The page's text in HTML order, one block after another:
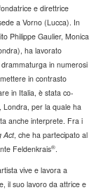
e direttrice
a Vorno (Lucca). In
Philippe Gaulier, Monica
ha lavorato
in numerosi
in contrasto
in Italia, è stata co-
, Londra, per la quale ha
anche interprete. Fra i
Act, che ha partecipato al
Feldenkrais®.
vive e lavora a
il suo lavoro da attrice e